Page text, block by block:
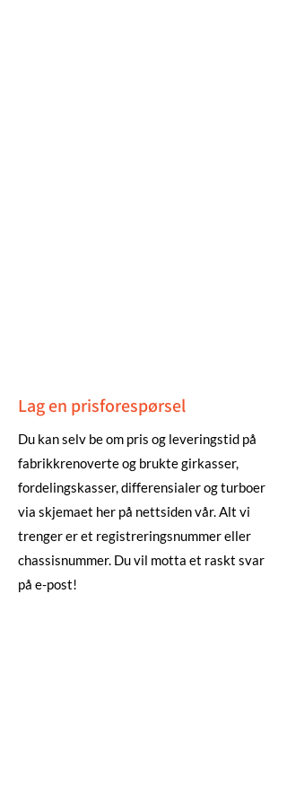
Lag en prisforespørsel
Du kan selv be om pris og leveringstid på
fabrikkrenoverte og brukte girkasser,
fordelingskasser, differensialer og turboer
via skjemaet her på nettsiden vår. Alt vi
trenger er et registreringsnummer eller
chassisnummer. Du vil motta et raskt svar
på e-post!